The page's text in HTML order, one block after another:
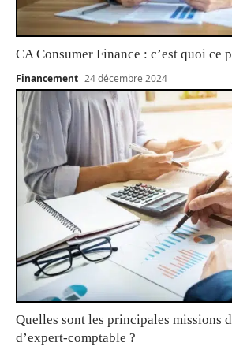
CA Consumer Finance : c’est quoi ce
Financement 24 décembre 2024
Quelles sont les principales missions
d’expert-comptable ?